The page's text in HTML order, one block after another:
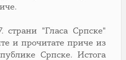
страни "Гласа Српске"
и прочитате приче из
Српске. Истога